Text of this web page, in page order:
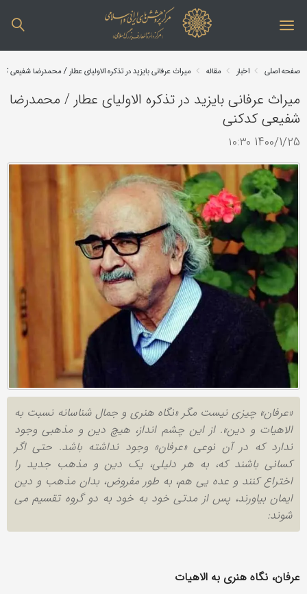
صفحه اصلی اخبار مقاله میراث عرفانی بایزید در تذکره الاولیای عطار / محمدرضا شفیعی
میراث عرفانی بایزید در تذکره الاولیای عطار / محمدرضا
شفیعی کدکنی
1400/1/25 ۱۰:۳۰
«عرفان» چیزی نیست مگر «نگاه هنری و جمال شناسانه نسبت به
الاهیات و دین». از این چشم انداز، هیچ دین و مذهبی وجود
ندارد که در آن نوعی «عرفان» وجود نداشته باشد. حتی اگر
کسانی باشند که، به هر دلیلی، یک دین و مذهب جدید را
اختراع کنند و عده یی هم، به طور مفروض، بدان مذهب و دین
ایمان بیاورند، پس از مدتی خود به خود به دو گروه تقسیم می
شوند:
عرفان، نگاه هنری به الاهیات